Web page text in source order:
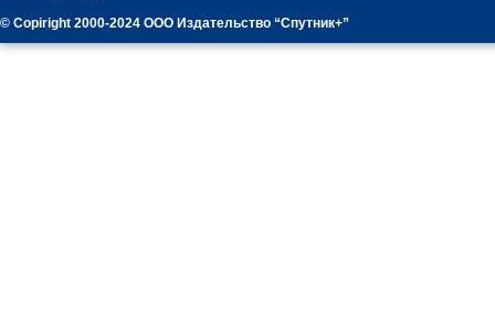
© Copiright 2000-2024 ООО Издательство “Спутник+”